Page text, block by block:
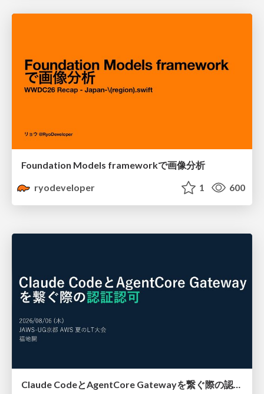
Foundation Models frameworkで画像分析
ryodeveloper
1 600
Claude CodeとAgentCore Gatewayを繋ぐ際の認証認可 / Authentication and authorization when connecting Claude Code with AgentCore Gateway